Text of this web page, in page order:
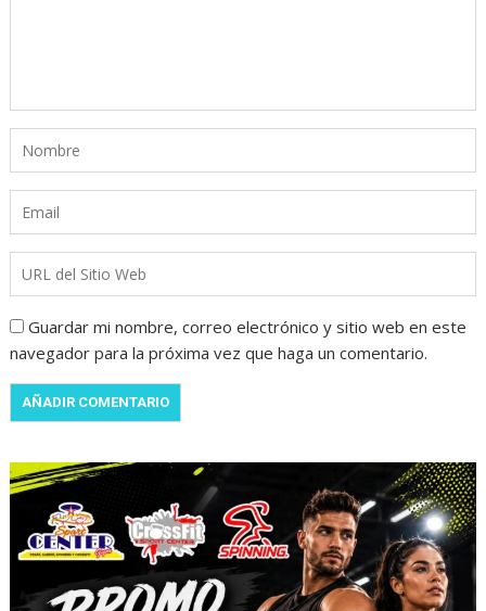
Guardar mi nombre, correo electrónico y sitio web en este
navegador para la próxima vez que haga un comentario.